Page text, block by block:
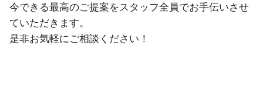
今できる最高のご提案をスタッフ全員でお手伝いさせ
ていただきます。
是非お気軽にご相談ください！